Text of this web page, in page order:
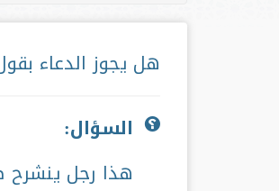
هل يجوز الدعاء
السؤال:
هذا رجل ينشرح